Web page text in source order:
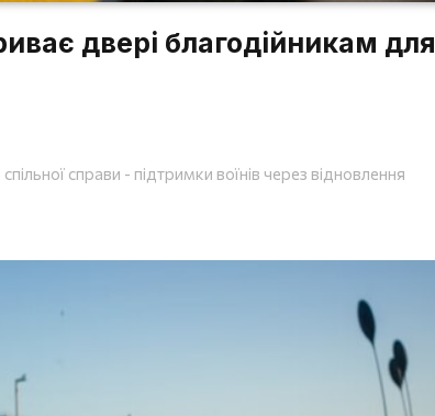
двері благодійникам для
справи - підтримки воїнів через відновлення